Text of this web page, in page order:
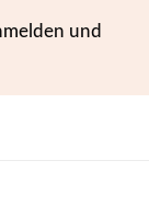
und